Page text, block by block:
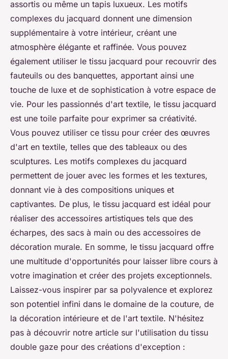
assortis ou même un tapis luxueux. Les motifs
complexes du jacquard donnent une dimension
supplémentaire à votre intérieur, créant une
atmosphère élégante et raffinée. Vous pouvez
également utiliser le tissu jacquard pour recouvrir des
fauteuils ou des banquettes, apportant ainsi une
touche de luxe et de sophistication à votre espace de
vie. Pour les passionnés d'art textile, le tissu jacquard
est une toile parfaite pour exprimer sa créativité.
Vous pouvez utiliser ce tissu pour créer des œuvres
d'art en textile, telles que des tableaux ou des
sculptures. Les motifs complexes du jacquard
permettent de jouer avec les formes et les textures,
donnant vie à des compositions uniques et
captivantes. De plus, le tissu jacquard est idéal pour
réaliser des accessoires artistiques tels que des
écharpes, des sacs à main ou des accessoires de
décoration murale. En somme, le tissu jacquard offre
une multitude d'opportunités pour laisser libre cours à
votre imagination et créer des projets exceptionnels.
Laissez-vous inspirer par sa polyvalence et explorez
son potentiel infini dans le domaine de la couture, de
la décoration intérieure et de l'art textile. N'hésitez
pas à découvrir notre article sur l'utilisation du tissu
double gaze pour des créations d'exception :